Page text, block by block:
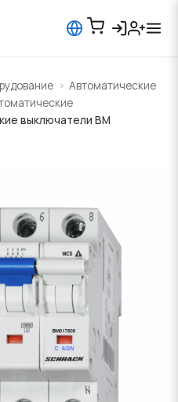
Автоматические
выключатели BM